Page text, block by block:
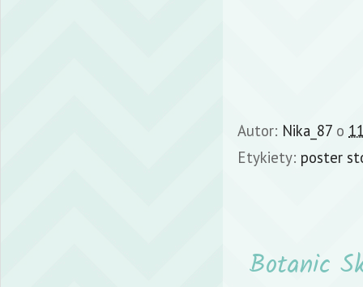
Autor: Nika_87 o
Etykiety: poster
Botanic